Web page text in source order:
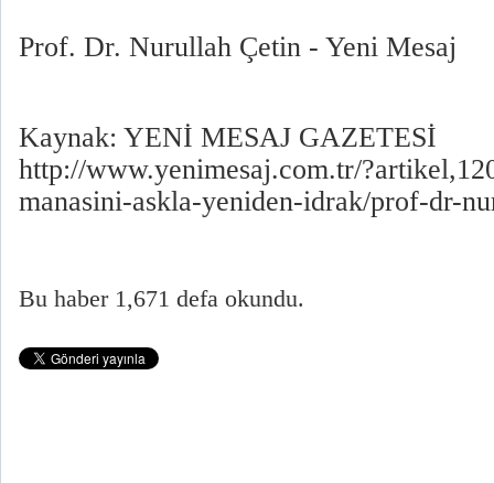
Prof. Dr. Nurullah Çetin - Yeni Mesaj
Kaynak: YENİ MESAJ GAZETESİ
http://www.yenimesaj.com.tr/
manasini-askla-yeniden-idrak/prof-dr-
Bu haber 1,671 defa okundu.